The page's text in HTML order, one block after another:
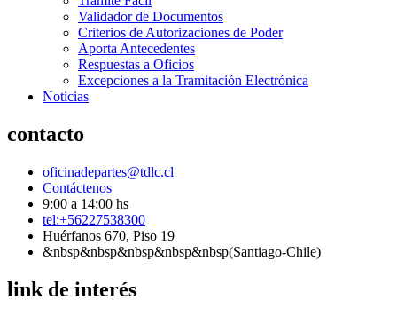
Validador de Documentos
Criterios de Autorizaciones de Poder
Aporta Antecedentes
Respuestas a Oficios
Excepciones a la Tramitación Electrónica
Noticias
contacto
oficinadepartes@tdlc.cl
Contáctenos
9:00 a 14:00 hs
tel:+56227538300
Huérfanos 670, Piso 19
&nbsp&nbsp&nbsp&nbsp&nbsp(Santiago-Chile)
link de interés